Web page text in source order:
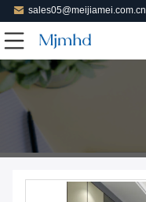
sales05@meijiamei.com.cn